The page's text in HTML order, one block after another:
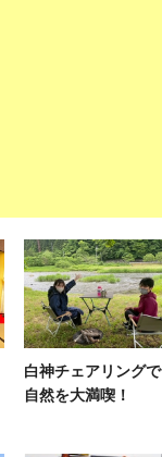
白神チェアリングで
自然を大満喫！